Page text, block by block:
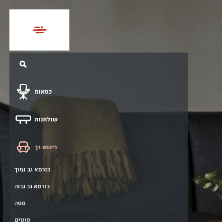
כסאות
הנהלה בכירה
ישיבות.גלגלים.משרדי
ישיבות.גלגלים.פלסטיק
שולחנות
שולחן עובד / מנהל
שולחן מתכוונן חשמלי
ריהוט רך
כורסא גב נמוך
כורסא גב גבוה
ספה
פופים